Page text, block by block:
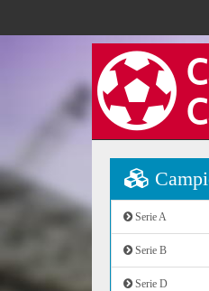
Serie A
Serie B
Serie D